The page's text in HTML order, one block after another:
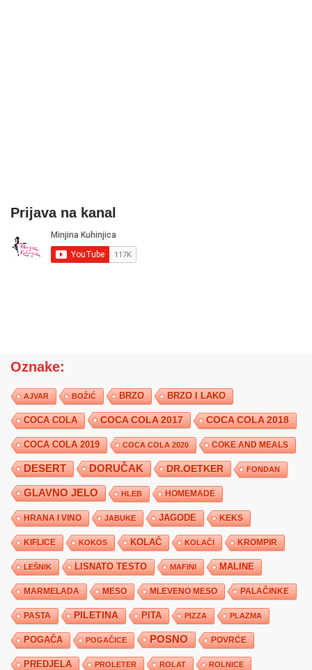
Prijava na kanal
Oznake:
AJVAR BOŽIĆ BRZO BRZO I LAKO
COCA COLA COCA COLA 2017 COCA COLA 2018
COCA COLA 2019 COCA COLA 2020 COKE AND MEALS
DESERT DORUČAK DR.OETKER FONDAN
GLAVNO JELO HLEB HOMEMADE
HRANA I VINO JABUKE JAGODE KEKS
KIFLICE KOKOS KOLAČ KOLAČI KROMPIR
LEŠNIK LISNATO TESTO MAFINI MALINE
MARMELADA MESO MLEVENO MESO PALAČINKE
PASTA PILETINA PITA PIZZA PLAZMA
POGAČA POGAČICE POSNO POVRĆE
PREDJELA PROLETER ROLAT ROLNICE